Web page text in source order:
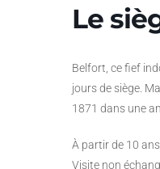
Le
Belfort, ce fief
jours de siège.
1871 dans une
À partir de 10
Visite non